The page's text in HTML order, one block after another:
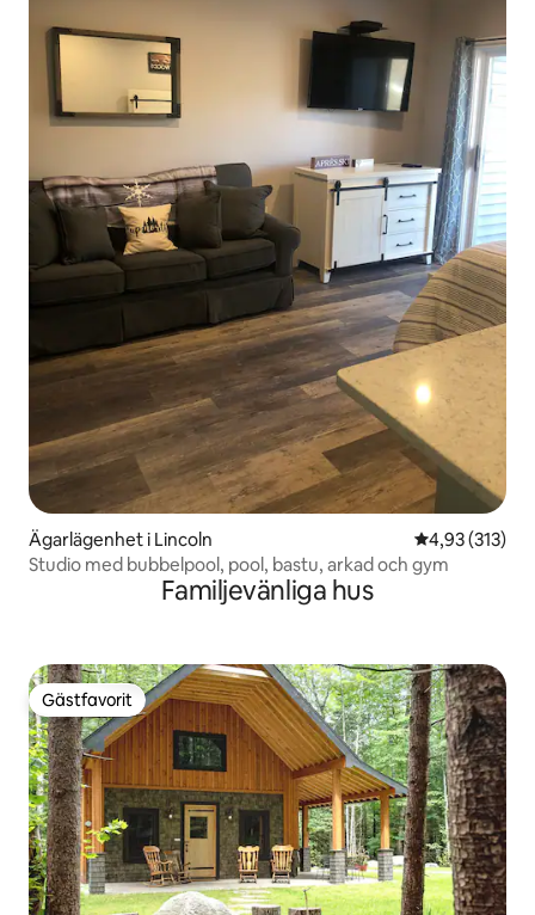
Ägarlägenhet i Lincoln 4,93 av 5 i
4,93 (313)
Studio med bubbelpool, pool, bastu, arkad och gym
Familjevänliga hus
Gästfavorit
Gästfavorit